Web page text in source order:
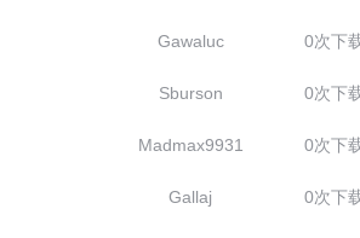
Gawaluc 0次下
Sburson 0次下
Madmax9931 0次下
Gallaj 0次下